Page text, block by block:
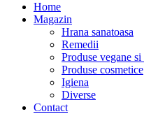
Home
Magazin
Hrana sanatoasa
Remedii
Produse vegane si
Produse cosmetice
Igiena
Diverse
Contact